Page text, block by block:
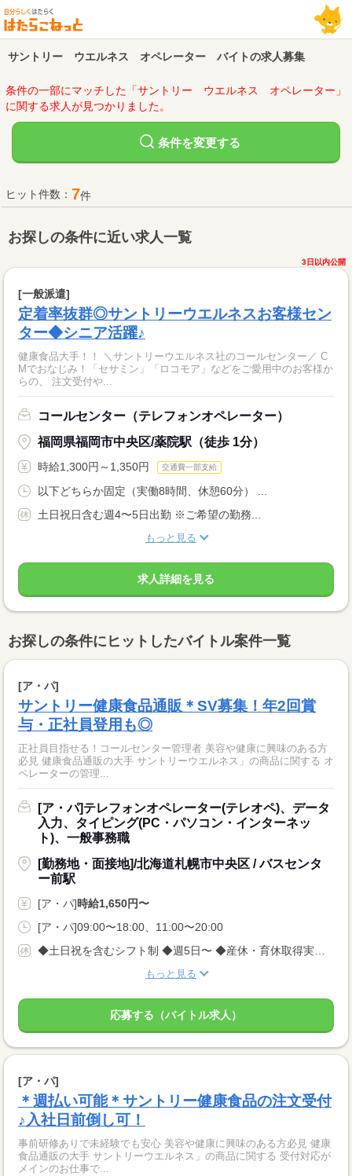
サントリー ウエルネス オペレーター バイトの求人募集
条件の一部にマッチした「サントリー ウエルネス オペレーター」
に関する求人が見つかりました。
条件を変更する
ヒット件数： 7件
お探しの条件に近い求人一覧
3日以内公開
[一般派遣]
定着率抜群◎サントリーウエルネスお客様セン
ター◆シニア活躍♪
健康食品大手！！ ＼サントリーウエルネス社のコールセンター／ C
Mでおなじみ！「セサミン」「ロコモア」などをご愛用中のお客様か
らの、 注文受付や...
コールセンター（テレフォンオペレーター）
福岡県福岡市中央区/薬院駅（徒歩 1分）
時給1,300円～1,350円 交通費一部支給
以下どちらか固定（実働8時間、休憩60分） ...
土日祝日含む週4〜5日出勤 ※ご希望の勤務...
もっと見る
求人詳細を見る
お探しの条件にヒットしたバイトル案件一覧
[ア・パ]
サントリー健康食品通販＊SV募集！年2回賞
与・正社員登用も◎
正社員目指せる！コールセンター管理者 美容や健康に興味のある方
必見 健康食品通販の大手 サントリーウエルネス」の商品に関する オ
ペレーターの管理...
[ア・パ]テレフォンオペレーター(テレオペ)、データ
入力、タイピング(PC・パソコン・インターネッ
ト)、一般事務職
[勤務地・面接地]/北海道札幌市中央区 / バスセンタ
ー前駅
[ア・パ]時給1,650円〜
[ア・パ]09:00〜18:00、11:00〜20:00
◆土日祝を含むシフト制 ◆週5日〜 ◆産休・育休取得実績あり！
もっと見る
応募する（バイトル求人）
[ア・パ]
＊週払い可能＊サントリー健康食品の注文受付
♪入社日前倒し可！
事前研修ありで未経験でも安心 美容や健康に興味のある方必見 健康
食品通販の大手 サントリーウエルネス」の商品に関する 受付対応が
メインのお仕事で...